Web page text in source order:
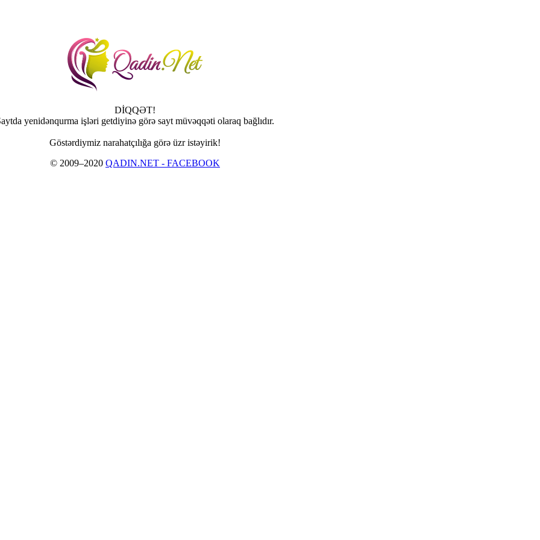
DİQQƏT!
yenidənqurma işləri getdiyinə görə sayt müvəqqəti olaraq bağlıdır.
Göstərdiymiz narahatçılığa görə üzr istəyirik!
© 2009–2020 QADIN.NET - FACEBOOK